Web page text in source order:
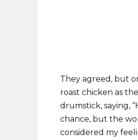
They agreed, but
roast chicken as
drumstick, saying,
chance, but the
considered my